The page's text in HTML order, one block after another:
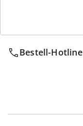
Bestell-Hotline